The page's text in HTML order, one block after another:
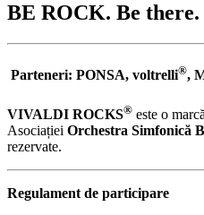
BE ROCK. Be there.
Parteneri: PONSA, voltrelli®,
VIVALDI ROCKS® este o
Asociației Orchestra Simfonică
rezervate.
Regulament de participare